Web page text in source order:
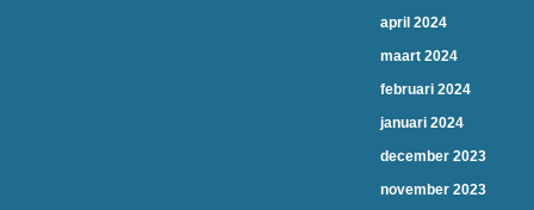
april 2024
maart 2024
februari 2024
januari 2024
december 2023
november 2023